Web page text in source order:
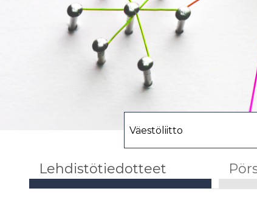
Lehdistötiedotteet